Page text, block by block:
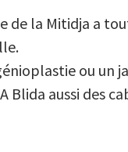
de la Mitidja a
ou un
Blida aussi des